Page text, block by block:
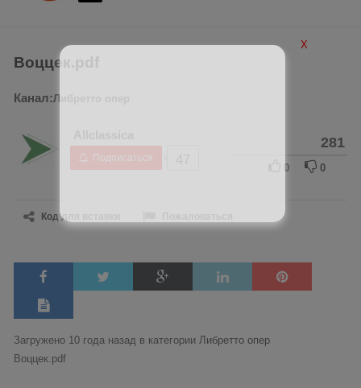
Воццек.pdf
Канал:Либретто опер
Подписаться
281
0 0
Код для вставки
Загружено 10 года назад в категории Либретто опер
Воццек.pdf
X